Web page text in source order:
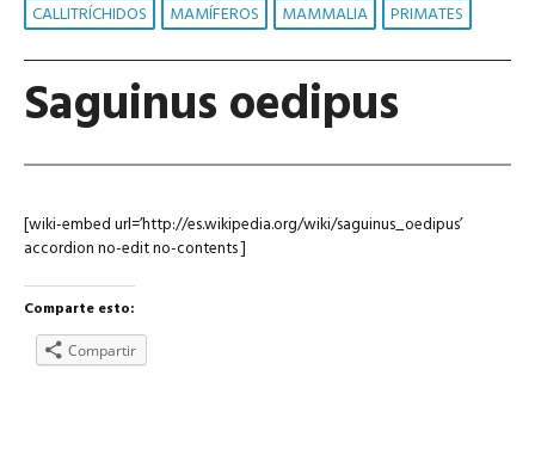
CALLITRÍCHIDOS MAMÍFEROS MAMMALIA PRIMATES
Saguinus oedipus
[wiki-embed url=’http://es.wikipedia.org/wiki/saguinus_oedipus’
accordion no-edit no-contents ]
Comparte esto:
Compartir